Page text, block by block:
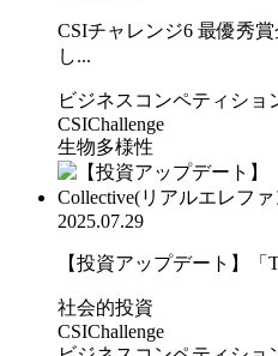
CSIチャレンジ6 最優秀
し...
ビジネスコンペティショ
CSIChallenge
生物多様性
2025.07.29
【投資アップデート】「
社会的投資
CSIChallenge